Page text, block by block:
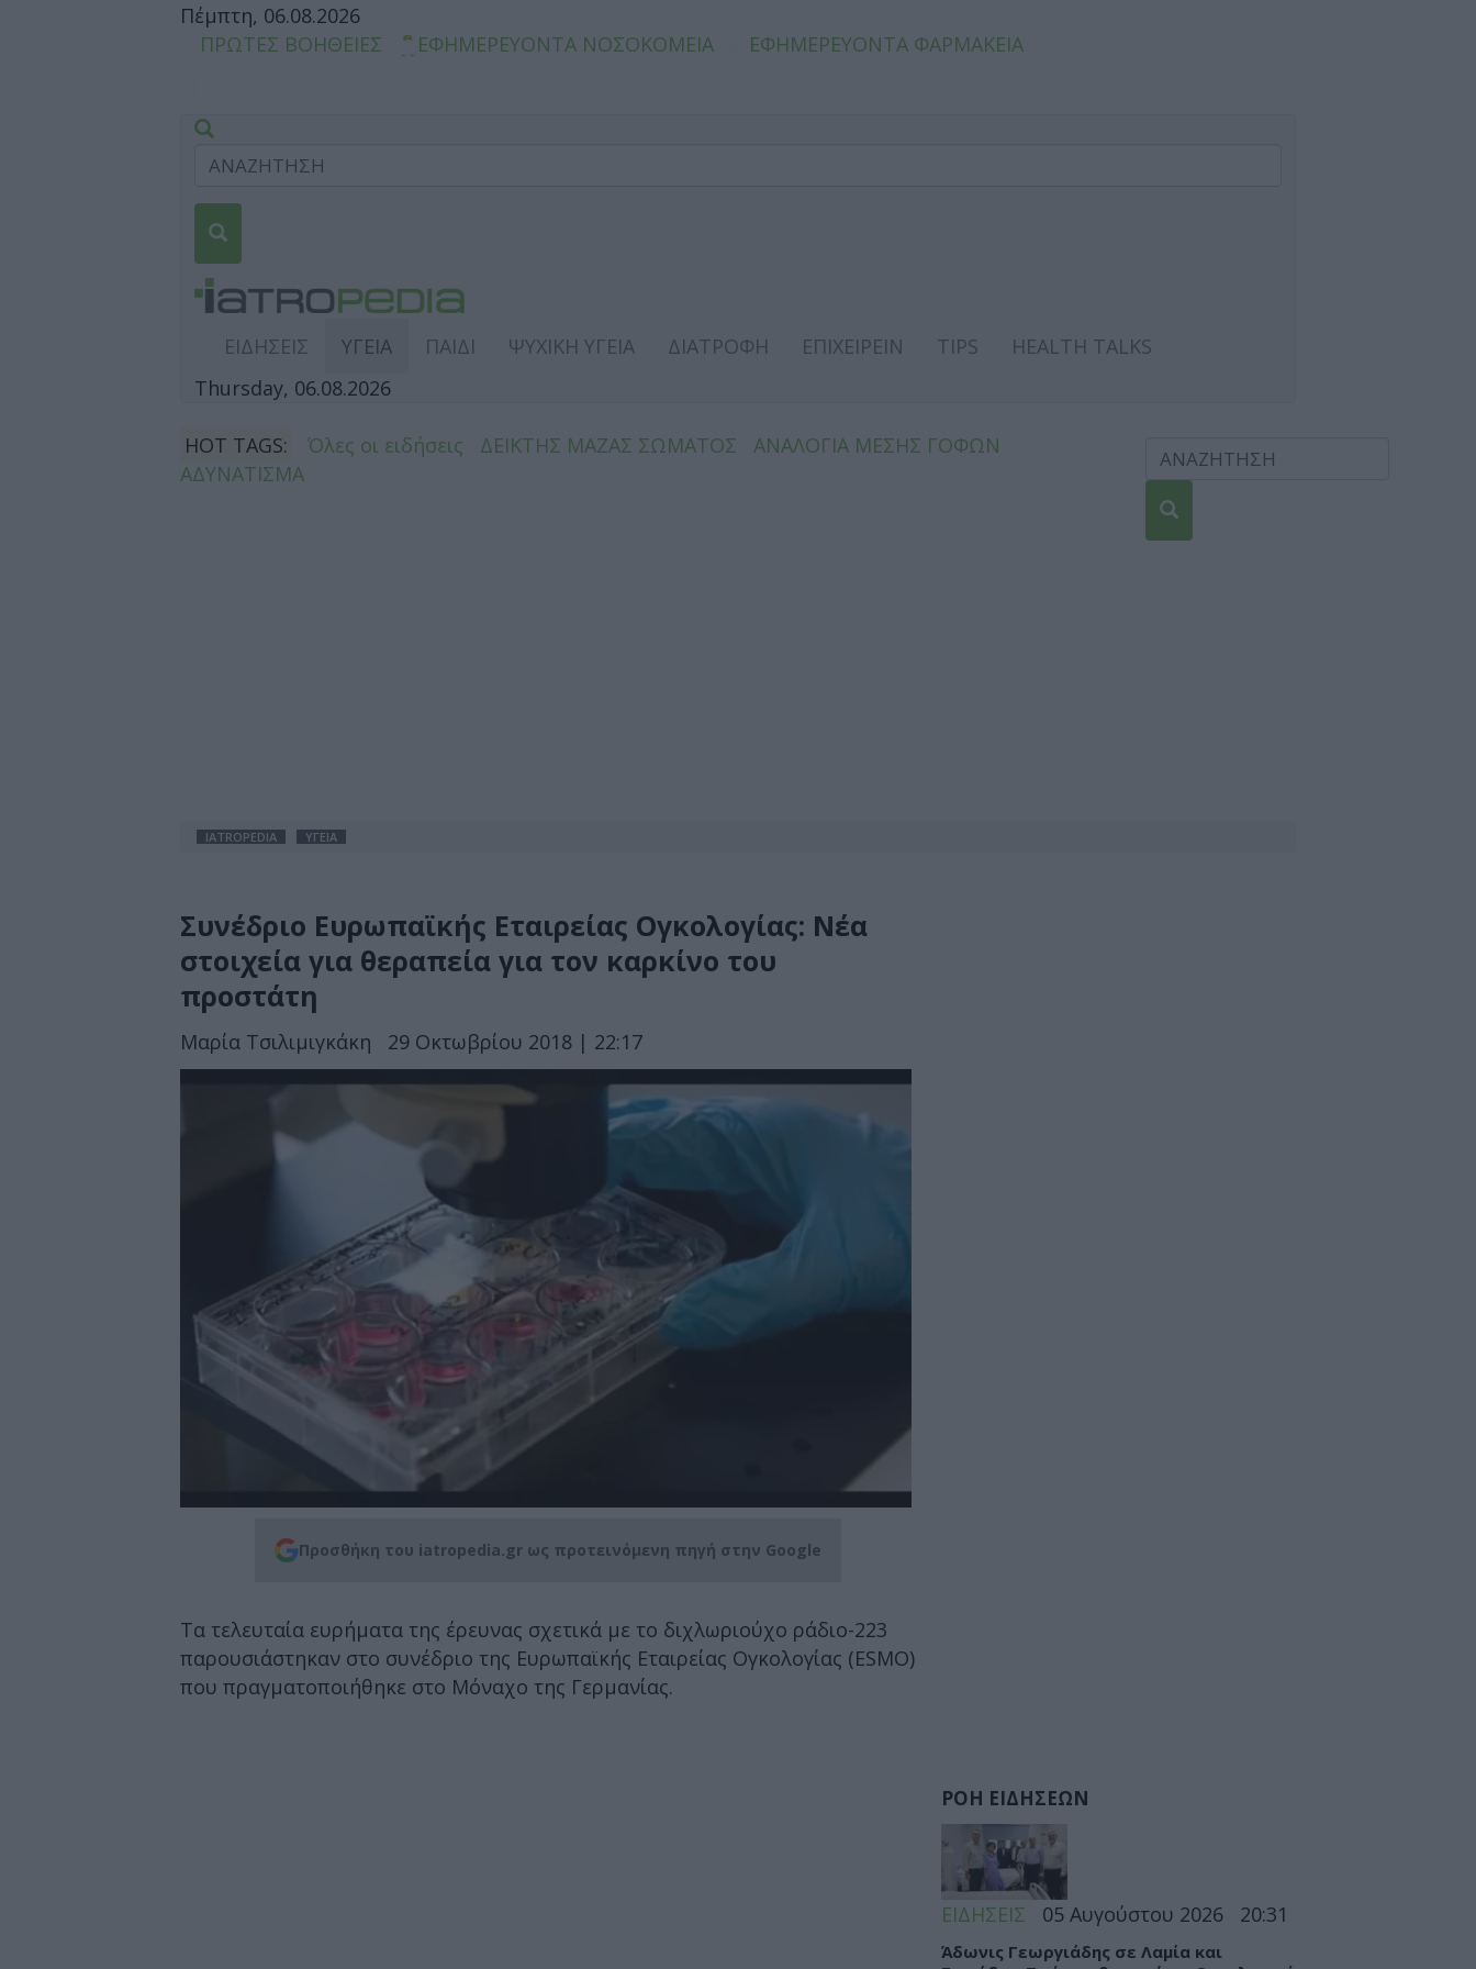
Πέμπτη, 06.08.2026
ΠΡΩΤΕΣ ΒΟΗΘΕΙΕΣ
ΕΦΗΜΕΡΕΥΟΝΤΑ ΝΟΣΟΚΟΜΕΙΑ ΕΦΗΜΕΡΕΥΟΝΤΑ ΦΑΡΜΑΚΕΙΑ
ΕΙΔΗΣΕΙΣ ΥΓΕΙΑ ΠΑΙΔΙ ΨΥΧΙΚΗ ΥΓΕΙΑ ΔΙΑΤΡΟΦΗ ΕΠΙΧΕΙΡΕΙΝ TIPS
HEALTH TALKS
Thursday, 06.08.2026
HOT TAGS: Όλες οι ειδήσεις ΔΕΙΚΤΗΣ ΜΑΖΑΣ ΣΩΜΑΤΟΣ
ΑΝΑΛΟΓΙΑ ΜΕΣΗΣ ΓΟΦΩΝ
ΑΔΥΝΑΤΙΣΜΑ
IATROPEDIA ΥΓΕΙΑ
Συνέδριο Ευρωπαϊκής Εταιρείας Ογκολογίας: Νέα
στοιχεία για θεραπεία για τον καρκίνο του
προστάτη
Μαρία Τσιλιμιγκάκη 29 Οκτωβρίου 2018 | 22:17
Προσθήκη του iatropedia.gr ως προτεινόμενη πηγή στην Google
Τα τελευταία ευρήματα της έρευνας σχετικά με το διχλωριούχο ράδιο-223
παρουσιάστηκαν στο συνέδριο της Ευρωπαϊκής Εταιρείας Ογκολογίας (ESMO)
που πραγματοποιήθηκε στο Μόναχο της Γερμανίας.
ΡΟΗ ΕΙΔΗΣΕΩΝ
ΕΙΔΗΣΕΙΣ 05 Αυγούστου 2026 20:31
Άδωνις Γεωργιάδης σε Λαμία και